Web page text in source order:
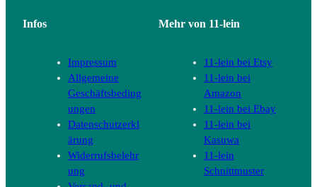
Infos
Impressum
Allgemeine
Geschäftsbeding
ungen
Datenschutzerkl
ärung
Widerrufsbelehr
ung
Mehr von 11-lein
11-lein bei Etsy
11-lein bei
Amazon
11-lein bei Ebay
11-lein bei
Kasuwa
11-lein
Schnittmuster